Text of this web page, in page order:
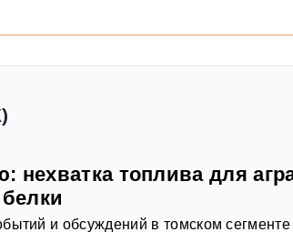
нехватка топлива для
и обсуждений в томском сегменте